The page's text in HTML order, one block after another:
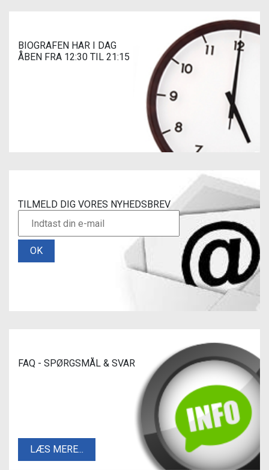
BIOGRAFEN HAR I DAG
ÅBEN FRA 12:30 TIL 21:15
TILMELD DIG VORES NYHEDSBREV
OK
FAQ - SPØRGSMÅL & SVAR
LÆS MERE...